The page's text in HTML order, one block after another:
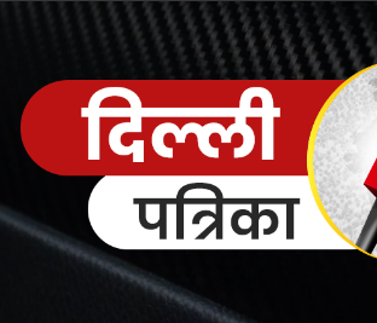
content